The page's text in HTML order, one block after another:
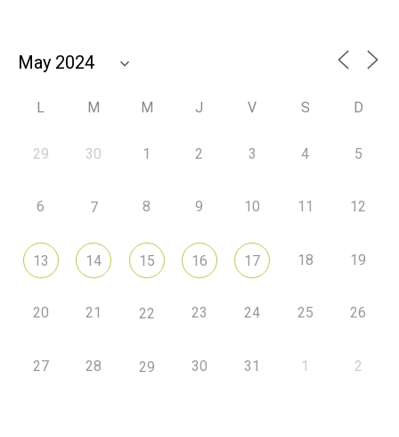
L M M J V S D
29 30 1 2 3 4 5
6 7 8 9 10 11 12
13 14 15 16 17 18 19
20 21 22 23 24 25 26
27 28 29 30 31 1 2